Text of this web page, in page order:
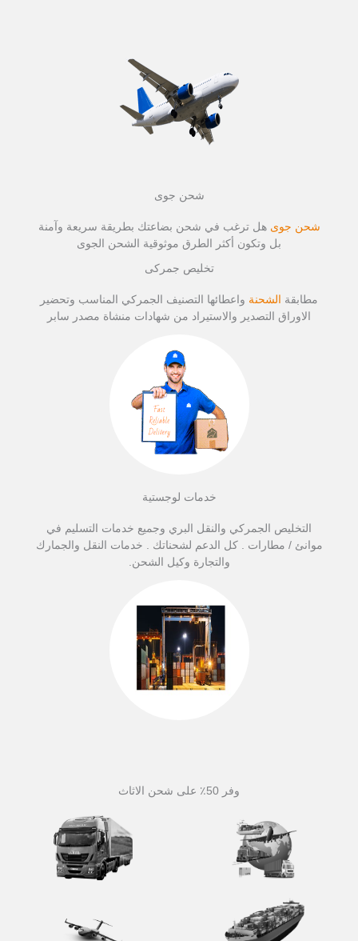
شحن جوى
شحن جوى هل ترغب في شحن بضاعتك بطريقة سريعة وآمنة
بل وتكون أكثر الطرق موثوقية الشحن الجوى
تخليص جمركى
مطابقة الشحنة واعطائها التصنيف الجمركي المناسب وتحضير
الاوراق التصدير والاستيراد من شهادات منشاة مصدر سابر
خدمات لوجستية
التخليص الجمركي والنقل البري وجميع خدمات التسليم في
موانئ / مطارات . كل الدعم لشحناتك . خدمات النقل والجمارك
والتجارة وكيل الشحن.
وفر 50٪ على شحن الاثاث